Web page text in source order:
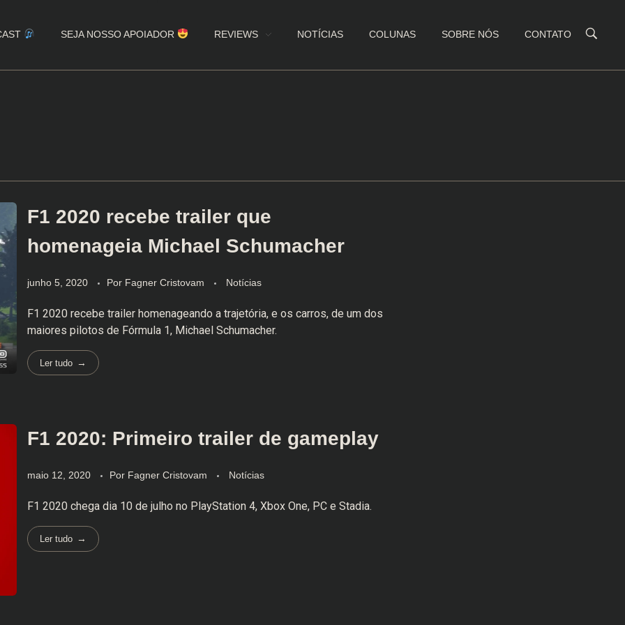
SEJA NOSSO APOIADOR REVIEWS NOTÍCIAS COLUNAS SOBRE NÓS CONTATO
F1 2020 recebe trailer que
homenageia Michael Schumacher
junho 5, 2020 Por Fagner Cristovam Notícias
F1 2020 recebe trailer homenageando a trajetória, e os carros, de um dos
maiores pilotos de Fórmula 1, Michael Schumacher.
Ler tudo
F1 2020: Primeiro trailer de gameplay
maio 12, 2020 Por Fagner Cristovam Notícias
F1 2020 chega dia 10 de julho no PlayStation 4, Xbox One, PC e Stadia.
Ler tudo